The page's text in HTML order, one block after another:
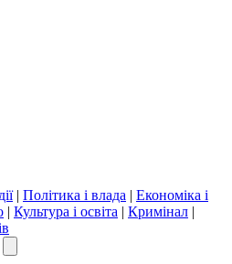
| Політика і влада | Економіка і
| Культура і освіта | Кримінал |